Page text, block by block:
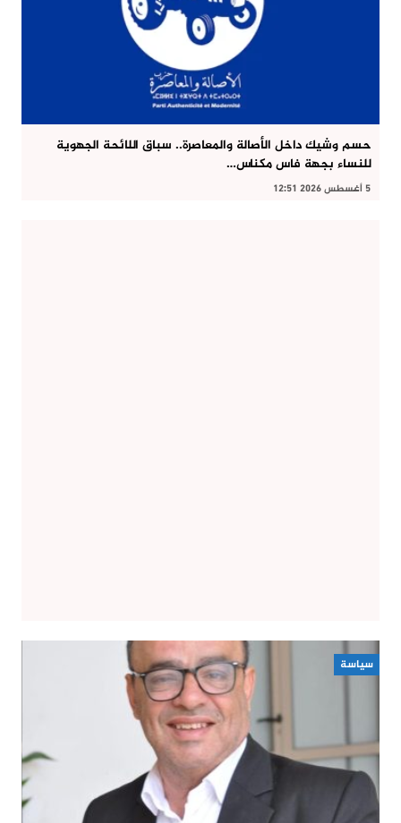
حسم وشيك داخل الأصالة والمعاصرة.. سباق اللائحة الجهوية
للنساء بجهة فاس مكناس…
5 أغسطس 2026 12:51
سياسة